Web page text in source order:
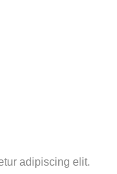
adipiscing elit.